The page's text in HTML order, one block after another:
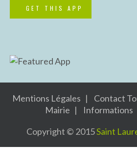
GET THIS APP
Mentions Légales Contact
Mairie
Informations
Copyright © 2015Saint